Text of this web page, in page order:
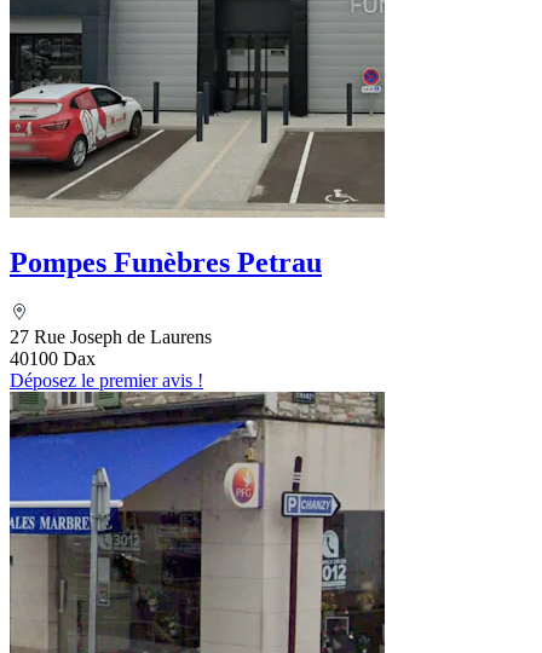
Pompes Funèbres Petrau
27 Rue Joseph de Laurens
40100 Dax
Déposez le premier avis !